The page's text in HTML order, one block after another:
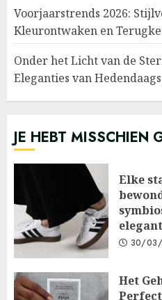
Voorjaarstrends 2026:
Kleurontwaken en
Onder het Licht van de
Eleganties van
JE HEBT MISSCHIEN
Elke
30/
Het